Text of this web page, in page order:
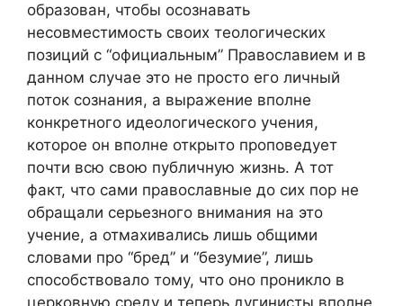
образован, чтобы осознавать
несовместимость своих теологических
позиций с “официальным” Православием и в
данном случае это не просто его личный
поток сознания, а выражение вполне
конкретного идеологического учения,
которое он вполне открыто проповедует
почти всю свою публичную жизнь. А тот
факт, что сами православные до сих пор не
обращали серьезного внимания на это
учение, а отмахивались лишь общими
словами про “бред” и “безумие”, лишь
способствовало тому, что оно проникло в
церковную среду и теперь дугинисты вполне